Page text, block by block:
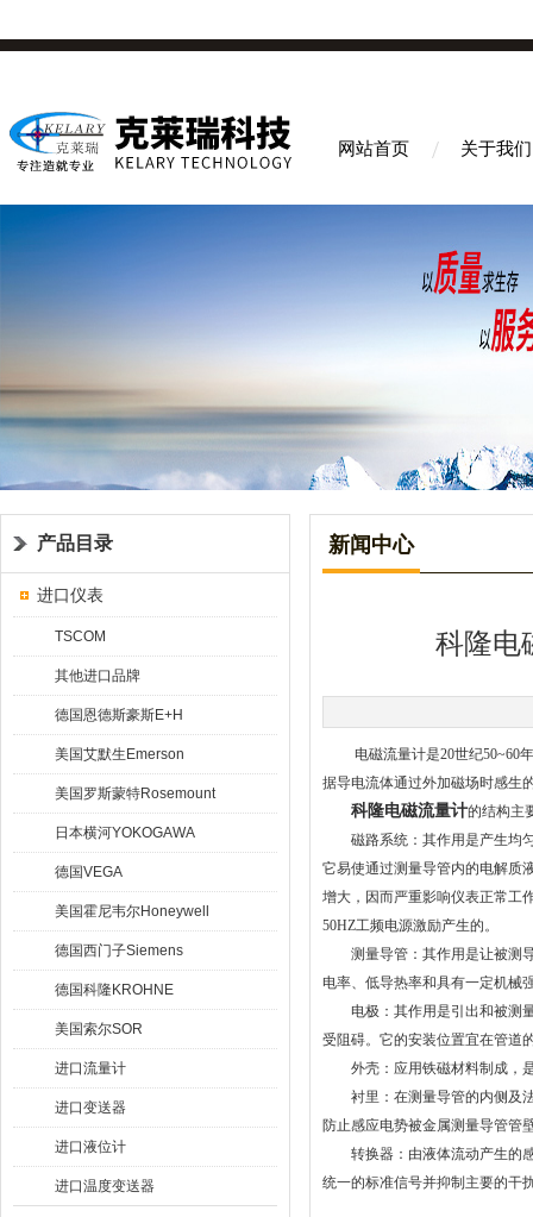
网站首页 关于我们
产品目录
进口仪表
TSCOM
其他进口品牌
德国恩德斯豪斯E+H
美国艾默生Emerson
美国罗斯蒙特Rosemount
日本横河YOKOGAWA
德国VEGA
美国霍尼韦尔Honeywell
德国西门子Siemens
德国科隆KROHNE
美国索尔SOR
进口流量计
进口变送器
进口液位计
进口温度变送器
新闻中心
科隆电
电磁流量计是20世纪50~60年
据导电流体通过外加磁场时感生
科隆电磁流量计的结构主
磁路系统：其作用是产生均匀
它易使通过测量导管内的电解质
增大，因而严重影响仪表正常工
50HZ工频电源激励产生的。
测量导管：其作用是让被测导
电率、低导热率和具有一定机械
电极：其作用是引出和被测量
受阻碍。它的安装位置宜在管道
外壳：应用铁磁材料制成，是
衬里：在测量导管的内侧及法
防止感应电势被金属测量导管管
转换器：由液体流动产生的感
统一的标准信号并抑制主要的干